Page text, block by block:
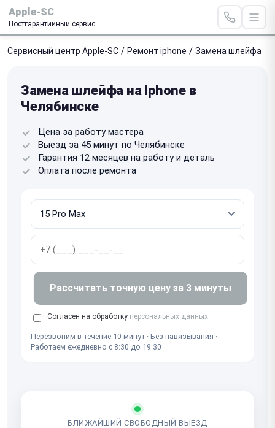
Apple-SC
Постгарантийный сервис
Сервисный центр Apple-SC / Ремонт iphone / Замена шлейфа
Замена шлейфа на Iphone в
Челябинске
Цена за работу мастера
Выезд за 45 минут по Челябинске
Гарантия 12 месяцев на работу и деталь
Оплата после ремонта
Рассчитать точную цену за 3 минуты
Согласен на обработку персональных данных
Перезвоним в течение 10 минут · Без навязывания ·
Работаем ежедневно с 8:30 до 19:30
БЛИЖАЙШИЙ СВОБОДНЫЙ ВЫЕЗД